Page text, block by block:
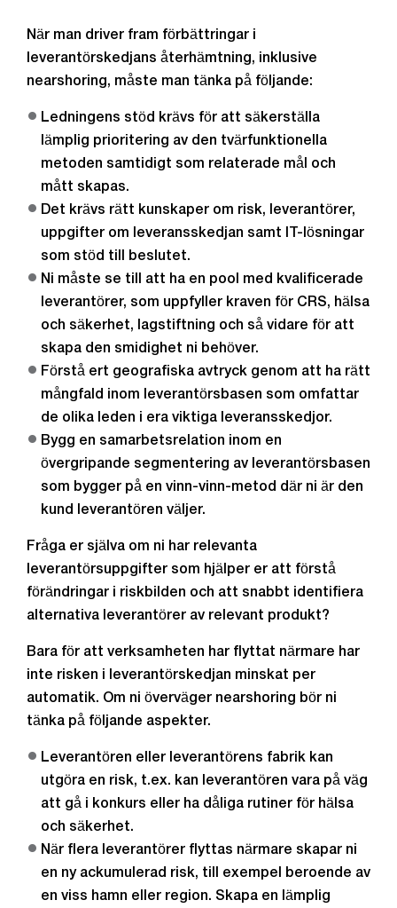
När man driver fram förbättringar i
leverantörskedjans återhämtning, inklusive
nearshoring, måste man tänka på följande:
Ledningens stöd krävs för att säkerställa
lämplig prioritering av den tvärfunktionella
metoden samtidigt som relaterade mål och
mått skapas.
Det krävs rätt kunskaper om risk, leverantörer,
uppgifter om leveransskedjan samt IT-lösningar
som stöd till beslutet.
Ni måste se till att ha en pool med kvalificerade
leverantörer, som uppfyller kraven för CRS, hälsa
och säkerhet, lagstiftning och så vidare för att
skapa den smidighet ni behöver.
Förstå ert geografiska avtryck genom att ha rätt
mångfald inom leverantörsbasen som omfattar
de olika leden i era viktiga leveransskedjor.
Bygg en samarbetsrelation inom en
övergripande segmentering av leverantörsbasen
som bygger på en vinn-vinn-metod där ni är den
kund leverantören väljer.
Fråga er själva om ni har relevanta
leverantörsuppgifter som hjälper er att förstå
förändringar i riskbilden och att snabbt identifiera
alternativa leverantörer av relevant produkt?
Bara för att verksamheten har flyttat närmare har
inte risken i leverantörskedjan minskat per
automatik. Om ni överväger nearshoring bör ni
tänka på följande aspekter.
Leverantören eller leverantörens fabrik kan
utgöra en risk, t.ex. kan leverantören vara på väg
att gå i konkurs eller ha dåliga rutiner för hälsa
och säkerhet.
När flera leverantörer flyttas närmare skapar ni
en ny ackumulerad risk, till exempel beroende av
en viss hamn eller region. Skapa en lämplig